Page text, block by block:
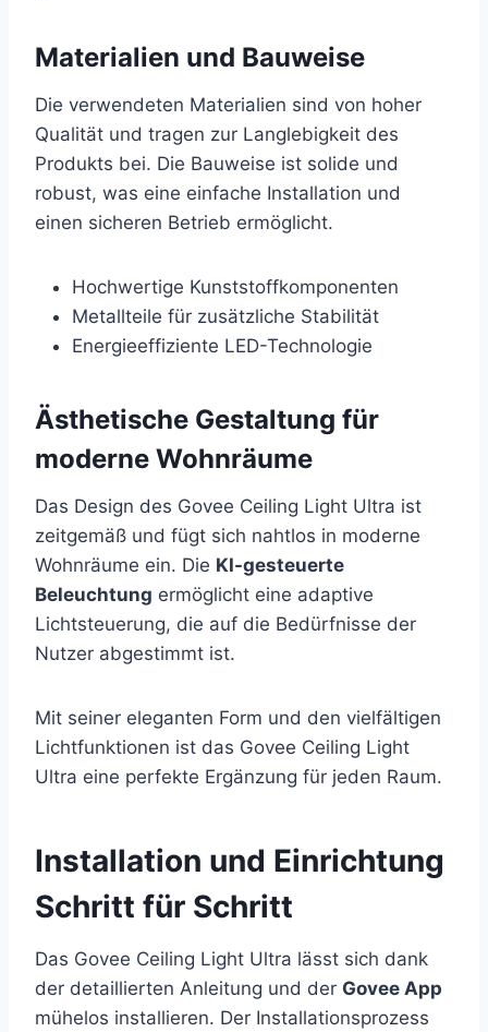
Materialien und Bauweise
Die verwendeten Materialien sind von hoher
Qualität und tragen zur Langlebigkeit des
Produkts bei. Die Bauweise ist solide und
robust, was eine einfache Installation und
einen sicheren Betrieb ermöglicht.
Hochwertige Kunststoffkomponenten
Metallteile für zusätzliche Stabilität
Energieeffiziente LED-Technologie
Ästhetische Gestaltung für
moderne Wohnräume
Das Design des Govee Ceiling Light Ultra ist
zeitgemäß und fügt sich nahtlos in moderne
Wohnräume ein. Die KI-gesteuerte
Beleuchtung ermöglicht eine adaptive
Lichtsteuerung, die auf die Bedürfnisse der
Nutzer abgestimmt ist.
Mit seiner eleganten Form und den vielfältigen
Lichtfunktionen ist das Govee Ceiling Light
Ultra eine perfekte Ergänzung für jeden Raum.
Installation und Einrichtung
Schritt für Schritt
Das Govee Ceiling Light Ultra lässt sich dank
der detaillierten Anleitung und der Govee App
mühelos installieren. Der Installationsprozess